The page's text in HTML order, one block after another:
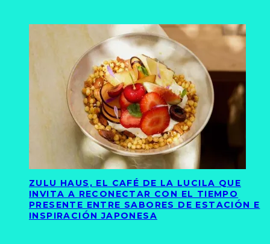
ZULU HAUS, EL CAFÉ DE LA LUCILA QUE
INVITA A RECONECTAR CON EL TIEMPO
PRESENTE ENTRE SABORES DE ESTACIÓN E
INSPIRACIÓN JAPONESA